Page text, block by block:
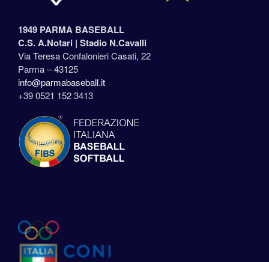
1949 PARMA BASEBALL
C.S. A.Notari | Stadio N.Cavalli
Via Teresa Confalonieri Casati, 22
Parma – 43125
info@parmabaseball.it
+39 0521 152 3413